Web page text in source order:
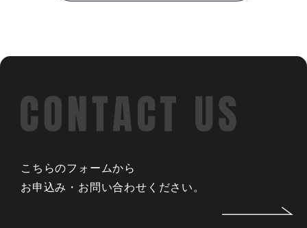
こちらのフォームから
お申込み・お問い合わせください。